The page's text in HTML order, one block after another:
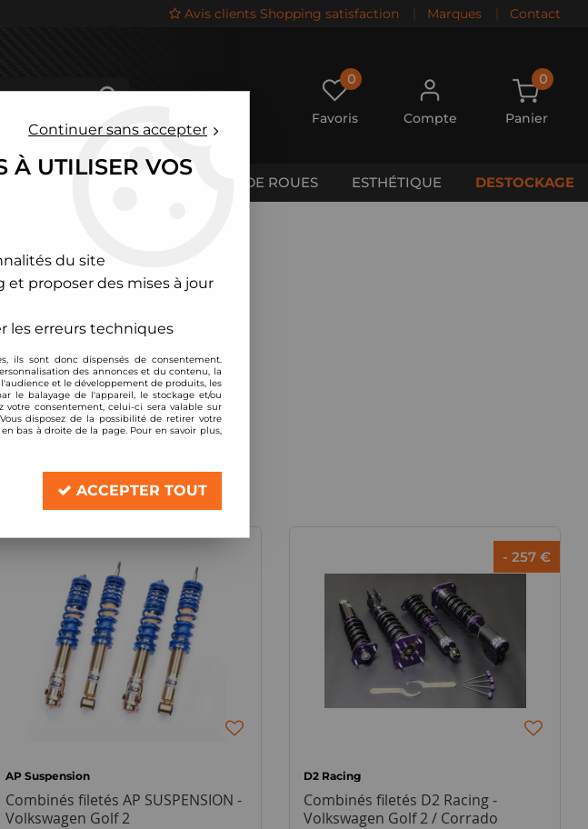
Avis clients Shopping satisfaction | Marques | Contact
0
Favoris Compte
0
Panier
CALES DE ROUES ESTHÉTIQUE DESTOCKAGE
2
3 articles sur 3
AP Suspension
Combinés filetés AP SUSPENSION -
Volkswagen Golf 2
- 257 €
D2 Racing
Combinés filetés D2 Racing -
Volkswagen Golf 2 / Corrado
Continuer sans accepter
À UTILISER VOS
du site
proposer des mises à jour
les erreurs techniques
ils sont donc dispensés de consentement.
des annonces et du contenu, la
et le développement de produits, les
le balayage de l'appareil, le stockage et/ou
votre consentement, celui-ci sera valable sur
disposez de la possibilité de retirer votre
bas à droite de la page. Pour en savoir plus,
ACCEPTER TOUT